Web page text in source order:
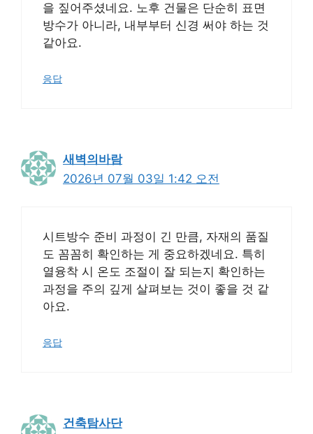
을 짚어주셨네요. 노후 건물은 단순히 표면
방수가 아니라, 내부부터 신경 써야 하는 것
같아요.
응답
새벽의바람
2026년 07월 03일 1:42 오전
시트방수 준비 과정이 긴 만큼, 자재의 품질
도 꼼꼼히 확인하는 게 중요하겠네요. 특히
열융착 시 온도 조절이 잘 되는지 확인하는
과정을 주의 깊게 살펴보는 것이 좋을 것 같
아요.
응답
건축탐사단